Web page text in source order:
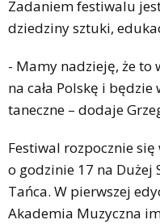
Zadaniem festiwalu
dziedziny sztuki,
- Mamy nadzieję, że to
na cała Polskę i
taneczne – dodaje
Festiwal rozpocznie się
o godzinie 17 na Dużej
Tańca. W pierwszej
Akademia Muzyczna